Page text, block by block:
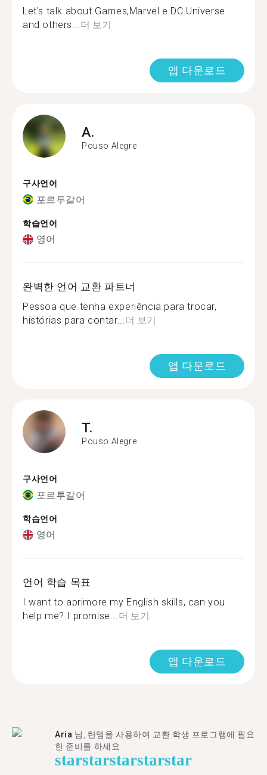
Let's talk about Games,Marvel e DC Universe
and others...더 보기
앱 다운로드
A.
Pouso Alegre
구사언어
포르투갈어
학습언어
영어
완벽한 언어 교환 파트너
Pessoa que tenha experiência para trocar,
histórias para contar...더 보기
앱 다운로드
T.
Pouso Alegre
구사언어
포르투갈어
학습언어
영어
언어 학습 목표
I want to aprimore my English skills, can you
help me? I promise...더 보기
앱 다운로드
Aria 님, 탄뎀을 사용하여 교환 학생 프로그램에 필요
한 준비를 하세요.
starstarstarstarstar